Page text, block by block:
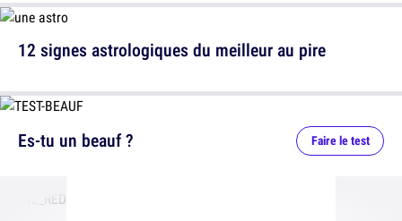
12 signes astrologiques du meilleur au pire
Es-tu un beauf ? Faire le test